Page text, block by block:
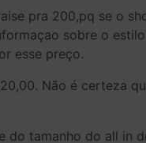
pra 200,pq se o
sobre o
esse preço.
Não é certeza
do tamanho do all in